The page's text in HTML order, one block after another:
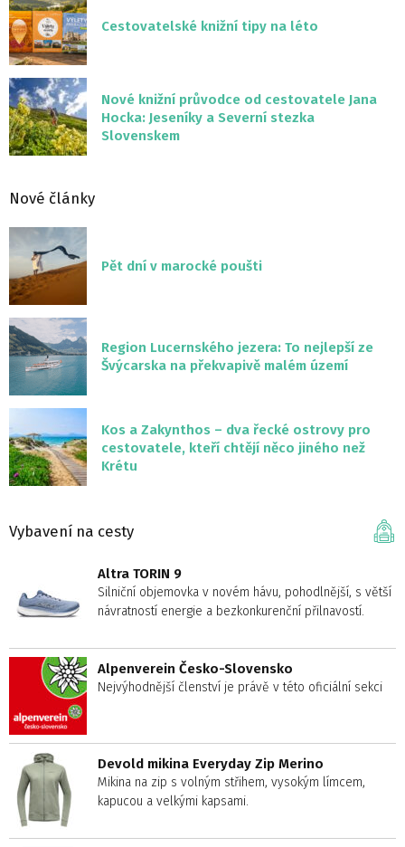
Cestovatelské knižní tipy na léto
Nové knižní průvodce od cestovatele Jana
Hocka: Jeseníky a Severní stezka
Slovenskem
Nové články
Pět dní v marocké poušti
Region Lucernského jezera: To nejlepší ze
Švýcarska na překvapivě malém území
Kos a Zakynthos – dva řecké ostrovy pro
cestovatele, kteří chtějí něco jiného než
Krétu
Vybavení na cesty
Altra TORIN 9
Silniční objemovka v novém hávu, pohodlnější, s větší
návratností energie a bezkonkurenční přilnavostí.
Alpenverein Česko-Slovensko
Nejvýhodnější členství je právě v této oficiální sekci
Devold mikina Everyday Zip Merino
Mikina na zip s volným střihem, vysokým límcem,
kapucou a velkými kapsami.